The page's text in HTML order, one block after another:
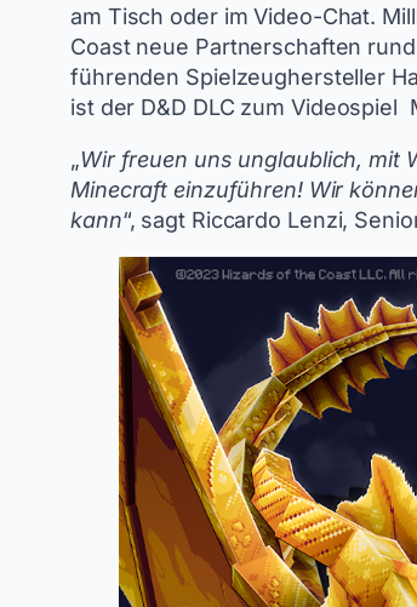
am Tisch oder im Video-Chat.
Coast neue Partnerschaften
führenden Spielzeughersteller
ist der D&D DLC zum
„Wir freuen uns unglaublich, mit
Minecraft einzuführen! Wir
kann“, sagt Riccardo Lenzi,